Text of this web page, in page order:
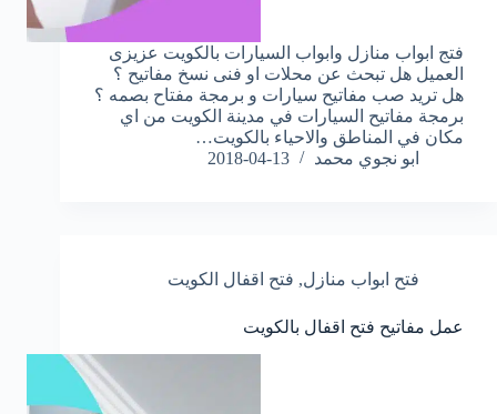
فتج ابواب منازل وابواب السيارات بالكويت عزيزى
العميل هل تبحث عن محلات او فنى نسخ مفاتيح ؟
هل تريد صب مفاتيح سيارات و برمجة مفتاح بصمه ؟
برمجة مفاتيح السيارات في مدينة الكويت من اي
مكان في المناطق والاحياء بالكويت…
ابو نجوي محمد
2018-04-13
فتح ابواب منازل, فتح اقفال الكويت
عمل مفاتيح فتح اقفال بالكويت